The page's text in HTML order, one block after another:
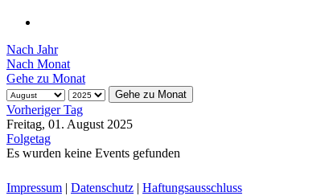
Nach Jahr
Nach Monat
Gehe zu Monat
Gehe zu Monat
Vorheriger Tag
Freitag, 01. August 2025
Folgetag
Es wurden keine Events gefunden
Impressum | Datenschutz | Haftungsausschluss